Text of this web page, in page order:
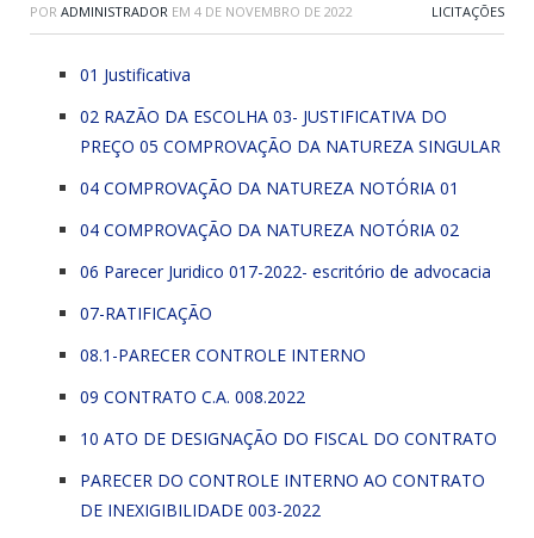
POR ADMINISTRADOR EM 4 DE NOVEMBRO DE 2022 LICITAÇÕES
01 Justificativa
02 RAZÃO DA ESCOLHA 03- JUSTIFICATIVA DO
PREÇO 05 COMPROVAÇÃO DA NATUREZA SINGULAR
04 COMPROVAÇÃO DA NATUREZA NOTÓRIA 01
04 COMPROVAÇÃO DA NATUREZA NOTÓRIA 02
06 Parecer Juridico 017-2022- escritório de advocacia
07-RATIFICAÇÃO
08.1-PARECER CONTROLE INTERNO
09 CONTRATO C.A. 008.2022
10 ATO DE DESIGNAÇÃO DO FISCAL DO CONTRATO
PARECER DO CONTROLE INTERNO AO CONTRATO
DE INEXIGIBILIDADE 003-2022